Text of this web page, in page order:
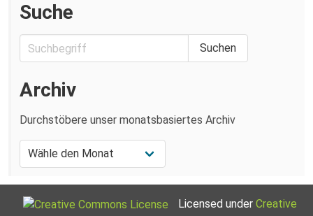
Suche
Archiv
Durchstöbere unser monatsbasiertes Archiv
Licensed under Creative